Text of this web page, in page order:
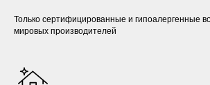
Только сертифицированные и гипоалергенные
мировых производителей